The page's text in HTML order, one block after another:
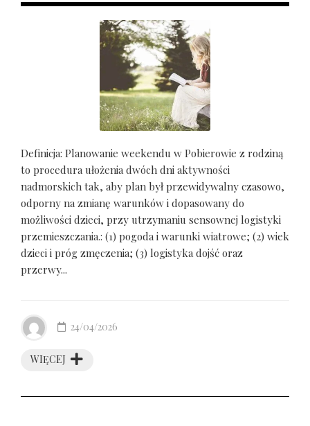
Definicja: Planowanie weekendu w Pobierowie z rodziną
to procedura ułożenia dwóch dni aktywności
nadmorskich tak, aby plan był przewidywalny czasowo,
odporny na zmianę warunków i dopasowany do
możliwości dzieci, przy utrzymaniu sensownej logistyki
przemieszczania.: (1) pogoda i warunki wiatrowe; (2) wiek
dzieci i próg zmęczenia; (3) logistyka dojść oraz
przerwy...
WIĘCEJ
24/04/2026